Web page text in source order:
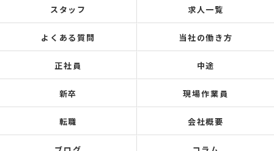
スタッフ 求人一覧
よくある質問 当社の働き方
正社員 中途
新卒 現場作業員
転職 会社概要